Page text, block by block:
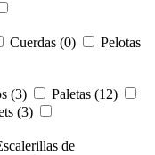
Cuerdas (0)
Pelotas
(3)
Paletas (12)
(3)
de